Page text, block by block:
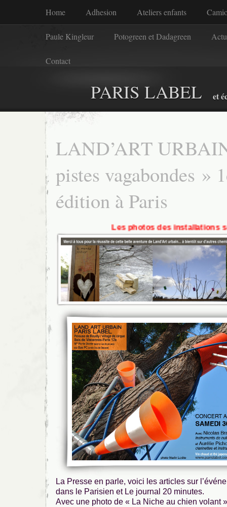
Home Adhesion Ateliers enfants
Paule Kingleur Potogreen et Dadagreen
Contact
PARIS LABEL et
LAND’ART
pistes vagabondes »
édition à Paris
Les photos des installations sont à la
La Presse en parle, voici les articles sur
dans le Parisien et Le journal 20 minutes.
Avec une photo de « La Niche au chien volant